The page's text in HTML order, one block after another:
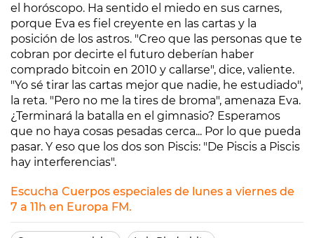
el horóscopo. Ha sentido el miedo en sus carnes,
porque Eva es fiel creyente en las cartas y la
posición de los astros. "Creo que las personas que te
cobran por decirte el futuro deberían haber
comprado bitcoin en 2010 y callarse", dice, valiente.
"Yo sé tirar las cartas mejor que nadie, he estudiado",
la reta. "Pero no me la tires de broma", amenaza Eva.
¿Terminará la batalla en el gimnasio? Esperamos
que no haya cosas pesadas cerca... Por lo que pueda
pasar. Y eso que los dos son Piscis: "De Piscis a Piscis
hay interferencias".
Escucha Cuerpos especiales de lunes a viernes de
7 a 11h en Europa FM.